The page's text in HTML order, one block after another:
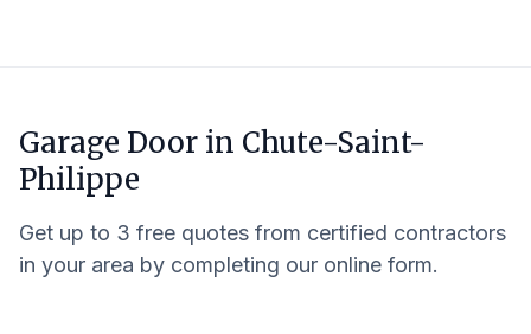
Garage Door in Chute-Saint-
Philippe
Get up to 3 free quotes from certified contractors
in your area by completing our online form.